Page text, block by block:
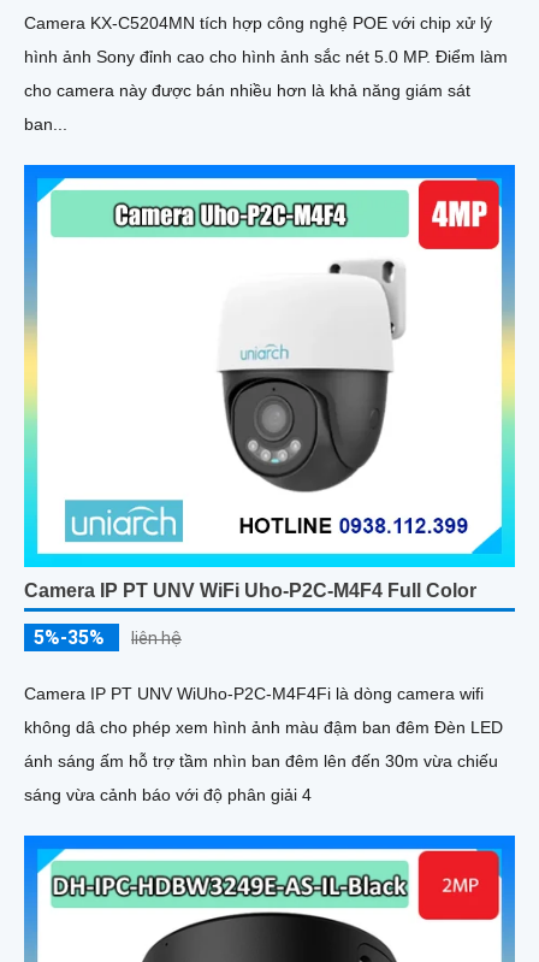
Camera KX-C5204MN tích hợp công nghệ POE với chip xử lý
hình ảnh Sony đỉnh cao cho hình ảnh sắc nét 5.0 MP. Điểm làm
cho camera này được bán nhiều hơn là khả năng giám sát
ban...
Camera IP PT UNV WiFi Uho-P2C-M4F4 Full Color
5%-35% liên hệ
Camera IP PT UNV WiUho-P2C-M4F4Fi là dòng camera wifi
không dâ cho phép xem hình ảnh màu đậm ban đêm Đèn LED
ánh sáng ấm hỗ trợ tầm nhìn ban đêm lên đến 30m vừa chiếu
sáng vừa cảnh báo với độ phân giải 4